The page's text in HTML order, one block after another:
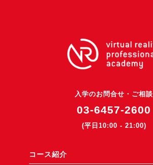
入学のお問合せ・ご相談
03-6457-2600
(平日10:00 - 21:00)
コース紹介